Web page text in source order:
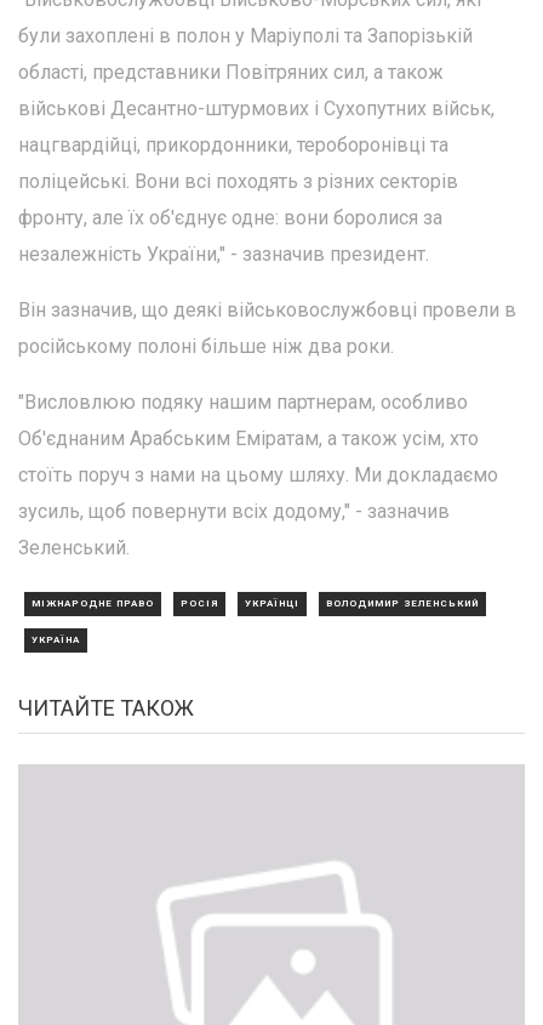
були захоплені в полон у Маріуполі та Запорізькій
області, представники Повітряних сил, а також
військові Десантно-штурмових і Сухопутних військ,
нацгвардійці, прикордонники, тероборонівці та
поліцейські. Вони всі походять з різних секторів
фронту, але їх об'єднує одне: вони боролися за
незалежність України," - зазначив президент.
Він зазначив, що деякі військовослужбовці провели в
російському полоні більше ніж два роки.
"Висловлюю подяку нашим партнерам, особливо
Об'єднаним Арабським Еміратам, а також усім, хто
стоїть поруч з нами на цьому шляху. Ми докладаємо
зусиль, щоб повернути всіх додому," - зазначив
Зеленський.
МІЖНАРОДНЕ ПРАВО РОСІЯ УКРАЇНЦІ ВОЛОДИМИР ЗЕЛЕНСЬКИЙ
УКРАЇНА
ЧИТАЙТЕ ТАКОЖ